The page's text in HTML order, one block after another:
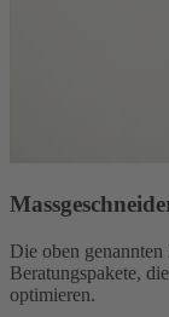
Die oben
Beratungspakete,
optimieren.